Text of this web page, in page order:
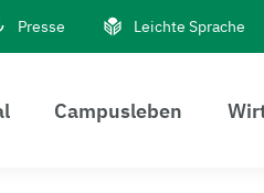
Presse Leichte Sprache
Campusleben